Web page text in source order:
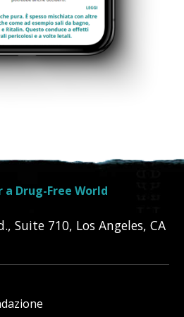
Drug-Free World
Suite 710, Los Angeles, CA